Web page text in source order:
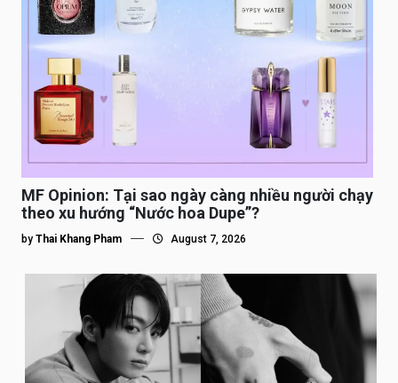
MF Opinion: Tại sao ngày càng nhiều người chạy
theo xu hướng “Nước hoa Dupe”?
by Thai Khang Pham August 7, 2026